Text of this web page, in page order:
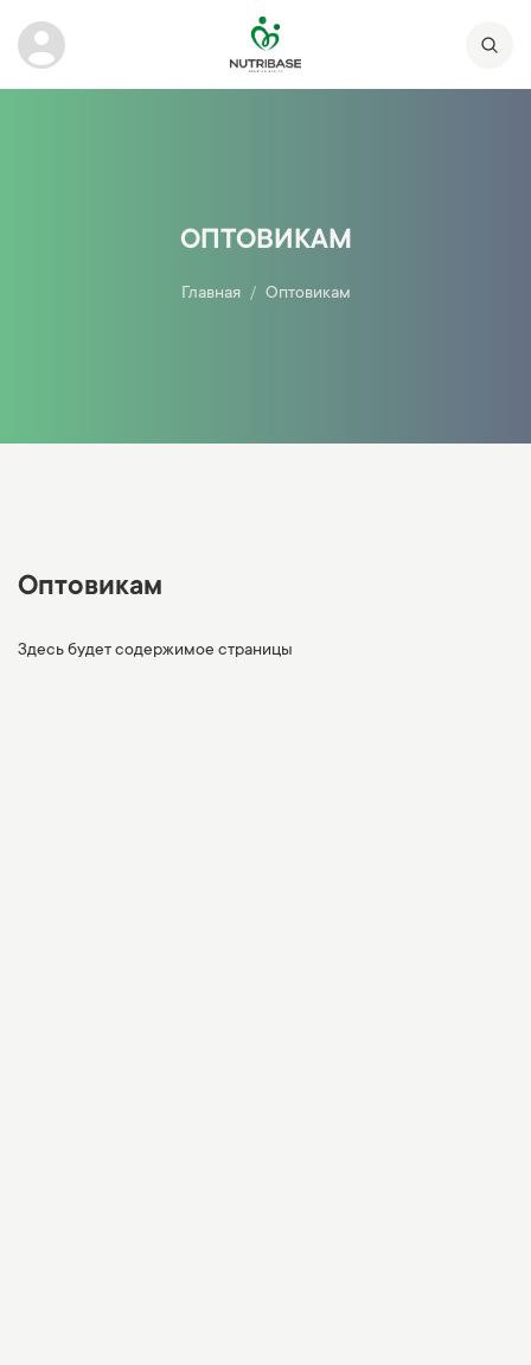
ОПТОВИКАМ
Главная Оптовикам
Оптовикам
Здесь будет содержимое страницы